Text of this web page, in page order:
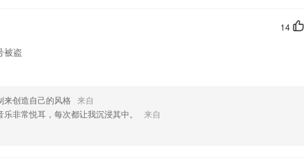
14
被盗
来创造自己的风格 来自
乐非常悦耳，每次都让我沉浸其中。
来自